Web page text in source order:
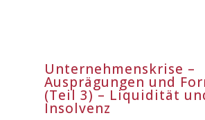
Unternehmenskrise –
Ausprägungen und
(Teil 3) – Liquidität
Insolvenz